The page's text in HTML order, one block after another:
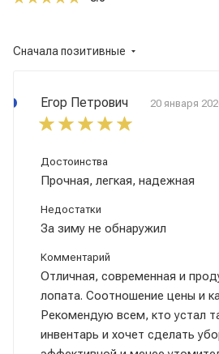
Сначала позитивные
Егор Петрович 20 января
Достоинства
Прочная, легкая, надежная
Недостатки
За зиму не обнаружил
Комментарий
Отличная, современная и
лопата. Соотношение цены и
Рекомендую всем, кто устал
инвентарь и хочет сделать